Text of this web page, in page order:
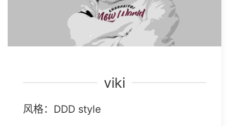
viki
风格：DDD style